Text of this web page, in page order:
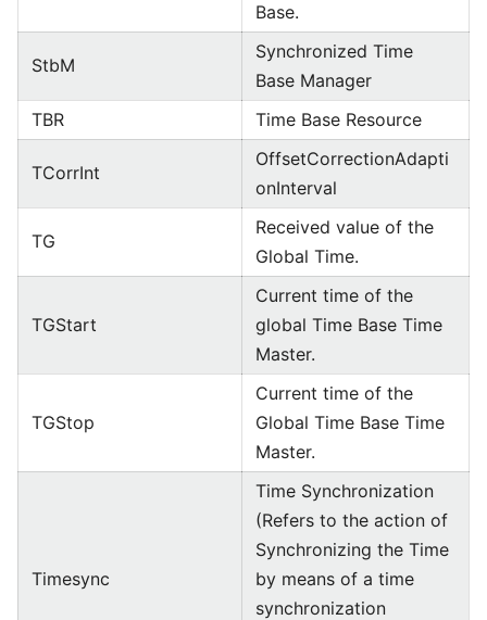
Base.
StbM
Synchronized Time
Base Manager
TBR
Time Base Resource
TCorrInt
OffsetCorrectionAdapti
onInterval
TG
Received value of the
Global Time.
TGStart
Current time of the
global Time Base Time
Master.
TGStop
Current time of the
Global Time Base Time
Master.
Timesync
Time Synchronization
(Refers to the action of
Synchronizing the Time
by means of a time
synchronization